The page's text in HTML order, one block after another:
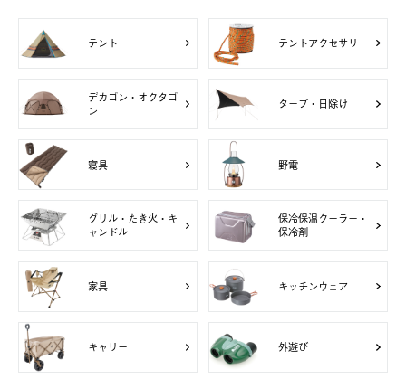
テント テントアクセサリ
デカゴン・オクタゴ
ン
タープ・日除け
寝具 野電
グリル・たき火・キ
ャンドル
保冷保温クーラー・
保冷剤
家具 キッチンウェア
キャリー 外遊び